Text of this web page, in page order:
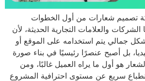
شعارات من أول الخطوات
والعلامات التجارية الحديثة، لأن
يتم استخدامه على الموقع أو
عنصرًا رئيسيًا في بناء صورة
أول ما يراه العميل غالبًا، ومن
سريع عن مستوى احترافية المشروع